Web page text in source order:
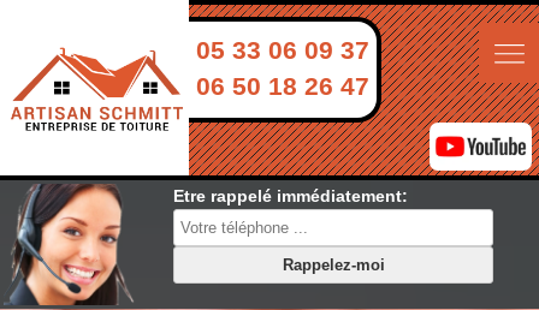
05 33 06 09 37
06 50 18 26 47
Etre rappelé immédiatement: